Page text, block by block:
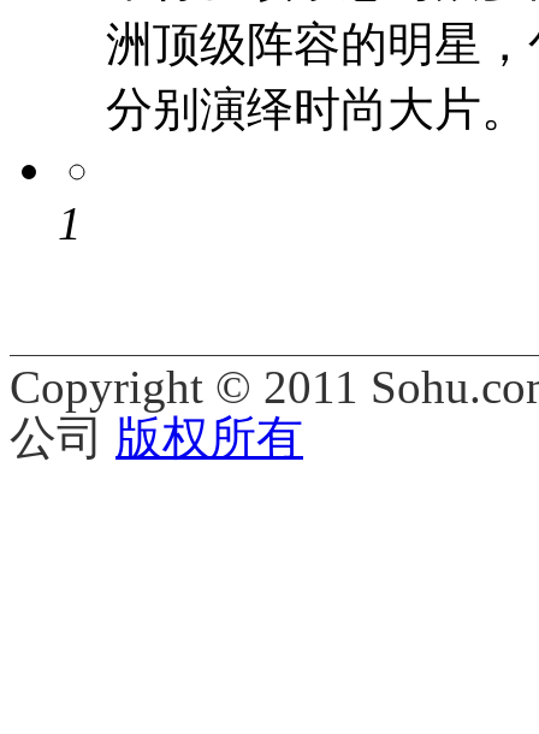
洲顶级阵容的明星
分别演绎时尚大片。
1
Copyright © 2011
公司 版权所有